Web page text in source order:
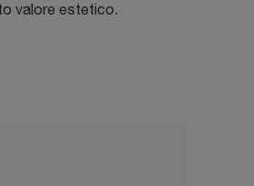
valore estetico.